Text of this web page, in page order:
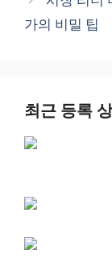
가의 비밀 팁
최근 등록